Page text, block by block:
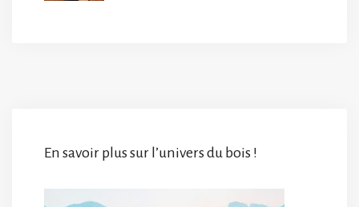
En savoir plus sur l’univers du bois !